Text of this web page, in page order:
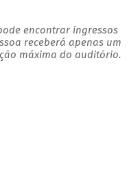
encontrar ingressos
receberá apenas um
máxima do auditório.